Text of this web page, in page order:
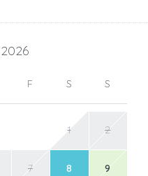
2026
F S S
1 2
7 8 9